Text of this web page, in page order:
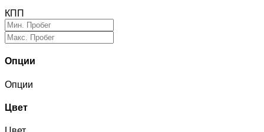
КПП
Опции
Опции
Цвет